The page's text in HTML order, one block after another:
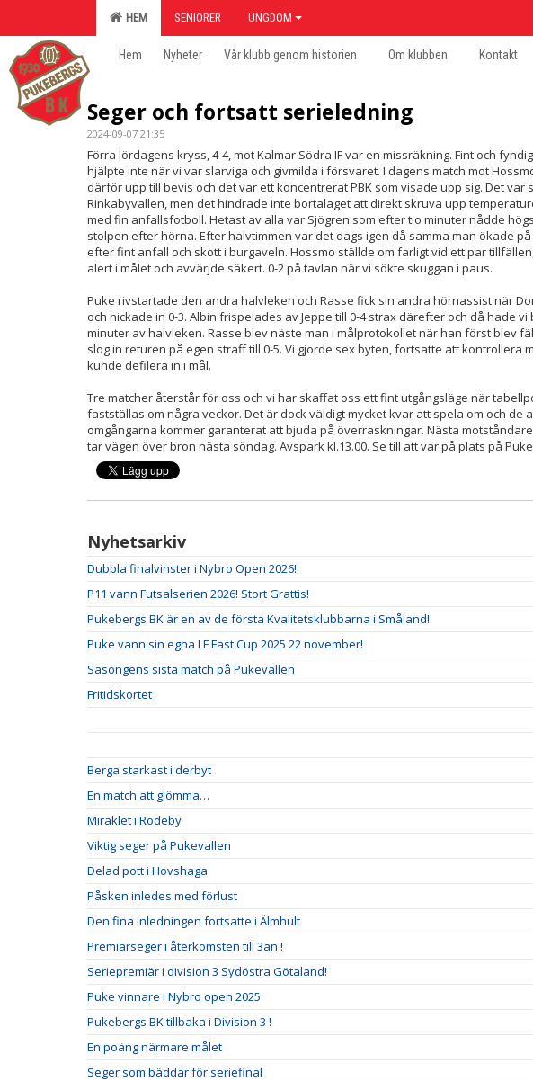
HEM SENIORER UNGDOM
Hem Nyheter Vår klubb genom historien Om klubben Kontakt
Seger och fortsatt serieledning
2024-09-07 21:35
Förra lördagens kryss, 4-4, mot Kalmar Södra IF var en missräkning. Fint och
hjälpte inte när vi var slarviga och givmilda i försvaret. I dagens match mot
därför upp till bevis och det var ett koncentrerat PBK som visade upp sig. Det var
Rinkabyvallen, men det hindrade inte bortalaget att direkt skruva upp
med fin anfallsfotboll. Hetast av alla var Sjögren som efter tio minuter nådde
stolpen efter hörna. Efter halvtimmen var det dags igen då samma man ökade
efter fint anfall och skott i burgaveln. Hossmo ställde om farligt vid ett par
alert i målet och avvärjde säkert. 0-2 på tavlan när vi sökte skuggan i paus.
Puke rivstartade den andra halvleken och Rasse fick sin andra hörnassist när
och nickade in 0-3. Albin frispelades av Jeppe till 0-4 strax därefter och då hade
minuter av halvleken. Rasse blev näste man i målprotokollet när han först blev
slog in returen på egen straff till 0-5. Vi gjorde sex byten, fortsatte att kontrollera
kunde defilera in i mål.
Tre matcher återstår för oss och vi har skaffat oss ett fint utgångsläge när
fastställas om några veckor. Det är dock väldigt mycket kvar att spela om och de
omgångarna kommer garanterat att bjuda på överraskningar. Nästa motståndare
tar vägen över bron nästa söndag. Avspark kl.13.00. Se till att var på plats på
Nyhetsarkiv
Dubbla finalvinster i Nybro Open 2026!
P11 vann Futsalserien 2026! Stort Grattis!
Pukebergs BK är en av de första Kvalitetsklubbarna i Småland!
Puke vann sin egna LF Fast Cup 2025 22 november!
Säsongens sista match på Pukevallen
Fritidskortet
Berga starkast i derbyt
En match att glömma…
Miraklet i Rödeby
Viktig seger på Pukevallen
Delad pott i Hovshaga
Påsken inledes med förlust
Den fina inledningen fortsatte i Älmhult
Premiärseger i återkomsten till 3an !
Seriepremiär i division 3 Sydöstra Götaland!
Puke vinnare i Nybro open 2025
Pukebergs BK tillbaka i Division 3 !
En poäng närmare målet
Seger som bäddar för seriefinal